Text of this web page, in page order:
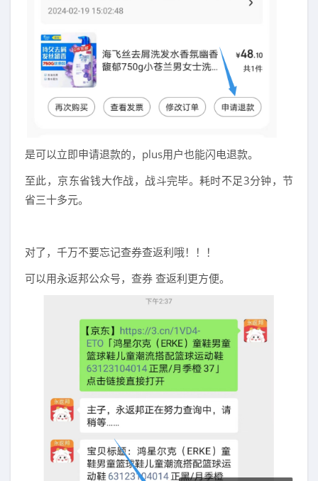
是可以立即申请退款的，plus用户也能闪电退款。
至此，京东省钱大作战，战斗完毕。耗时不足3分钟，节
省三十多元。
对了，千万不要忘记查券查返利哦！！！
可以用永返邦公众号，查券 查返利更方便。